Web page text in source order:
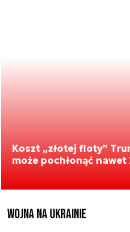
Koszt „złotej floty”
może pochłonąć
Wojna na Ukrainie